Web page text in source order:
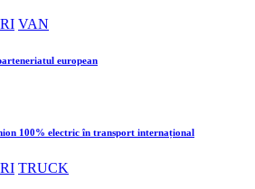
VAN
european
100% electric în transport internațional
TRUCK